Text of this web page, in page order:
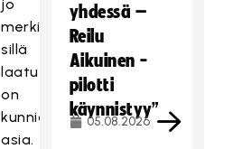
jo
merkityksellistä,
sillä
laatu
on
kunnia-
asia.
yhdessä –
Reilu
Aikuinen -
pilotti
käynnistyy”
05.08.2026